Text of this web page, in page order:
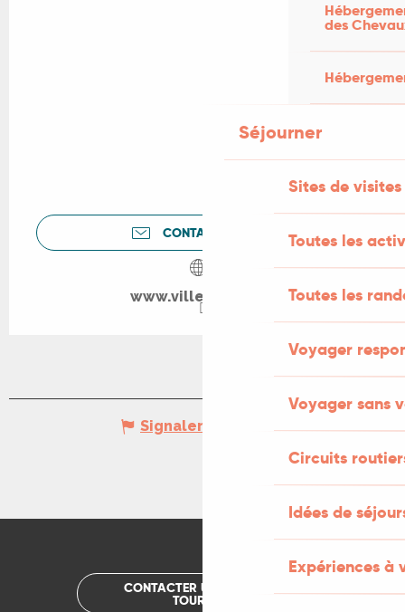
des
Séjourner
Sites de visites
Toutes les
Toutes les
Voyager
Voyager sans
Circuits
Idées de
Expériences à
CONTACTEZ-NOUS
www.ville-figeac.fr
Signaler une erreur
CONTACTER UN OFFICE DE
TOURISME